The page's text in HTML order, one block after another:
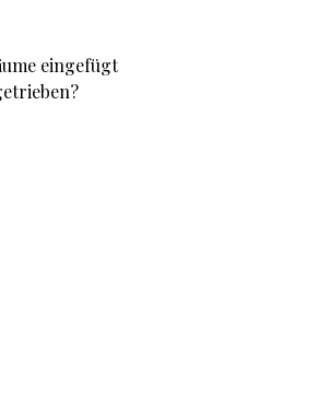
eingefügt